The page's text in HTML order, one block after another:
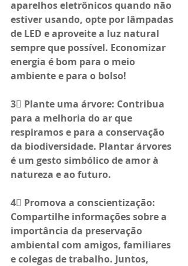
aparelhos eletrônicos quando não
estiver usando, opte por lâmpadas
de LED e aproveite a luz natural
sempre que possível. Economizar
energia é bom para o meio
ambiente e para o bolso!
3⃣ Plante uma árvore: Contribua
para a melhoria do ar que
respiramos e para a conservação
da biodiversidade. Plantar árvores
é um gesto simbólico de amor à
natureza e ao futuro.
4⃣ Promova a conscientização:
Compartilhe informações sobre a
importância da preservação
ambiental com amigos, familiares
e colegas de trabalho. Juntos,